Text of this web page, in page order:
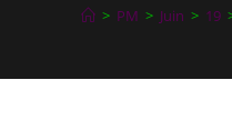
> PM > Juin > 19